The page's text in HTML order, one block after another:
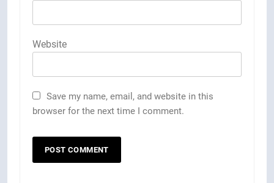
Website
Save my name, email, and website in this
browser for the next time I comment.